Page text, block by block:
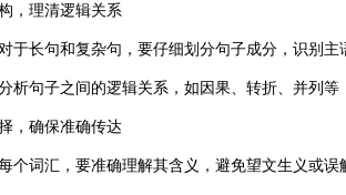
理清逻辑关系
长句和复杂句，要仔细划分句子成分，识别主
句子之间的逻辑关系，如因果、转折、并列等
确保准确传达
词汇，要准确理解其含义，避免望文生义或误